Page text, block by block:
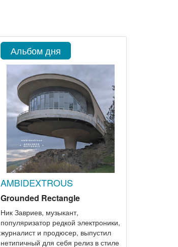
Альбом дня
AMBIDEXTROUS
Grounded Rectangle
Ник Завриев, музыкант,
популяризатор редкой электроники,
журналист и продюсер, выпустил
нетипичный для себя релиз в стиле